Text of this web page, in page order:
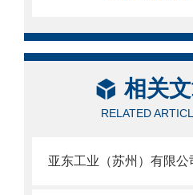
相关
RELATED
亚东工业（苏州）有限公